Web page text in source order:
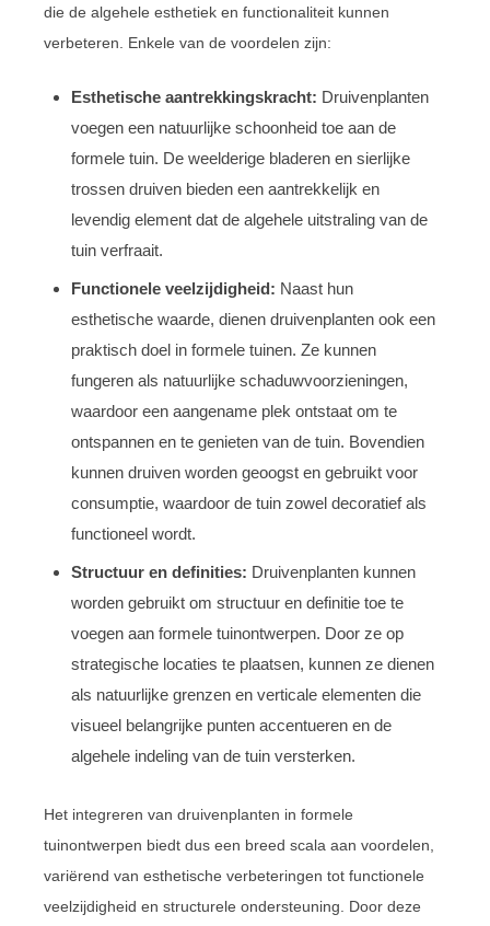
die de algehele esthetiek en functionaliteit kunnen
verbeteren. Enkele van de voordelen zijn:
Esthetische aantrekkingskracht: Druivenplanten
voegen een natuurlijke schoonheid toe aan de
formele tuin. De weelderige bladeren en sierlijke
trossen druiven bieden een aantrekkelijk en
levendig element dat de algehele uitstraling van de
tuin verfraait.
Functionele veelzijdigheid: Naast hun
esthetische waarde, dienen druivenplanten ook een
praktisch doel in formele tuinen. Ze kunnen
fungeren als natuurlijke schaduwvoorzieningen,
waardoor een aangename plek ontstaat om te
ontspannen en te genieten van de tuin. Bovendien
kunnen druiven worden geoogst en gebruikt voor
consumptie, waardoor de tuin zowel decoratief als
functioneel wordt.
Structuur en definities: Druivenplanten kunnen
worden gebruikt om structuur en definitie toe te
voegen aan formele tuinontwerpen. Door ze op
strategische locaties te plaatsen, kunnen ze dienen
als natuurlijke grenzen en verticale elementen die
visueel belangrijke punten accentueren en de
algehele indeling van de tuin versterken.
Het integreren van druivenplanten in formele
tuinontwerpen biedt dus een breed scala aan voordelen,
variërend van esthetische verbeteringen tot functionele
veelzijdigheid en structurele ondersteuning. Door deze